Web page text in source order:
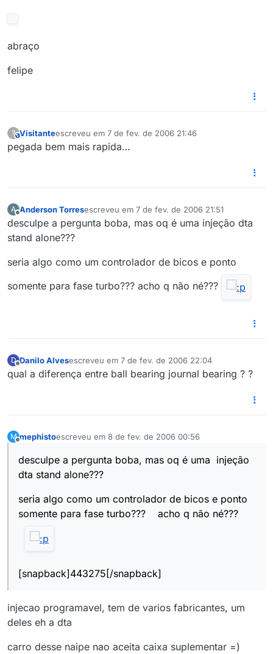
abraço
felipe
?This user is from outside of this forum
Visitanteescreveu em 7 de fev. de 2006 21:46
última edição por
pegada bem mais rapida…
A
Offline
Anderson Torresescreveu em 7 de fev. de 2006 21:51
última edição por
desculpe a pergunta boba, mas oq é uma injeção dta
stand alone???
seria algo como um controlador de bicos e ponto
somente para fase turbo??? acho q não né???
D
Offline
Danilo Alvesescreveu em 7 de fev. de 2006 22:04
última edição por
qual a diferença entre ball bearing journal bearing ? ?
M mephistoescreveu em 8 de fev. de 2006 00:56
última edição por
desculpe a pergunta boba, mas oq é uma injeção
dta stand alone???
seria algo como um controlador de bicos e ponto
somente para fase turbo??? acho q não né???
[snapback]443275[/snapback]
injecao programavel, tem de varios fabricantes, um
deles eh a dta
carro desse naipe nao aceita caixa suplementar =)